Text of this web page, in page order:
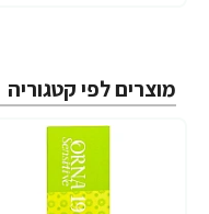
מוצרים לפי קטגוריה